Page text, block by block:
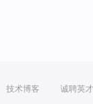
技术博客 诚聘英才